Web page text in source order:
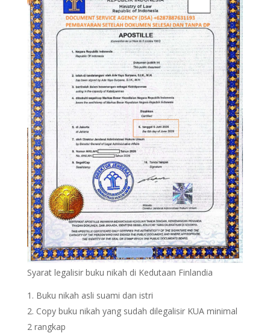
Syarat legalisir buku nikah di Kedutaan Finlandia
Buku nikah asli suami dan istri
Copy buku nikah yang sudah dilegalisir KUA minimal
2 rangkap